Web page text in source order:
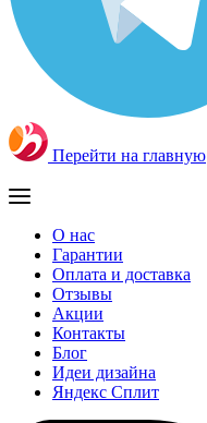
Перейти на главную
О нас
Гарантии
Оплата и доставка
Отзывы
Акции
Контакты
Блог
Идеи дизайна
Яндекс Сплит